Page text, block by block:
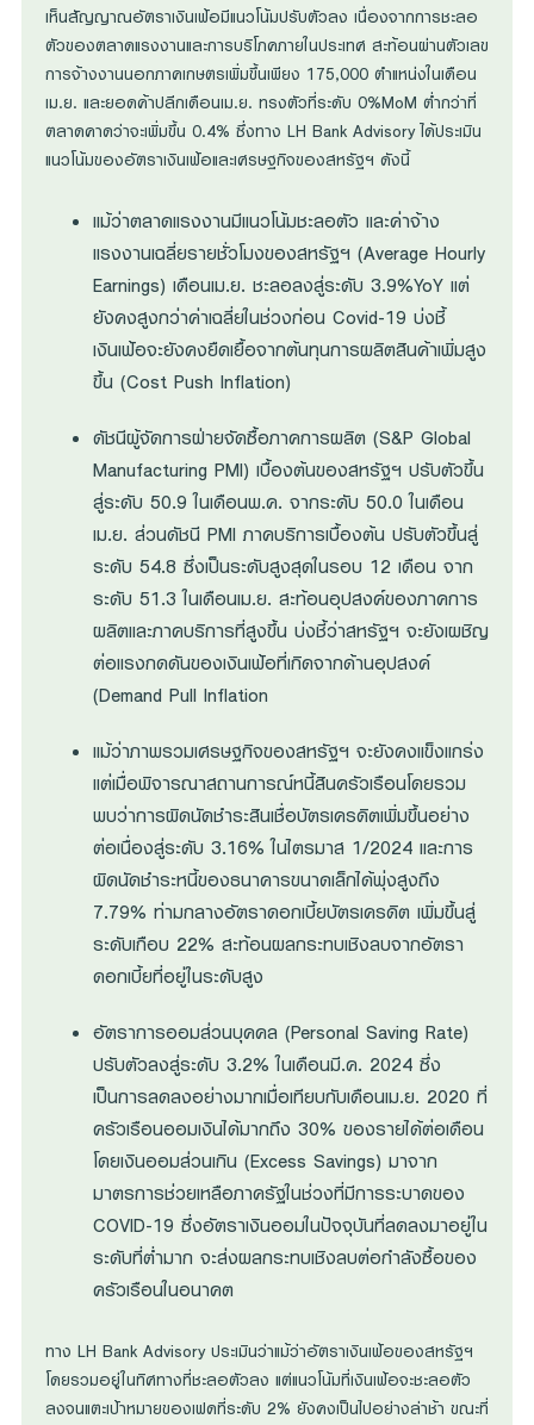
เห็นสัญญาณอัตราเงินเฟ้อมีแนวโน้มปรับตัวลง เนื่องจากการชะลอ
ตัวของตลาดแรงงานและการบริโภคภายในประเทศ สะท้อนผ่านตัวเลข
การจ้างงานนอกภาคเกษตรเพิ่มขึ้นเพียง 175,000 ตำแหน่งในเดือน
เม.ย. และยอดค้าปลีกเดือนเม.ย. ทรงตัวที่ระดับ 0%MoM ต่ำกว่าที่
ตลาดคาดว่าจะเพิ่มขึ้น 0.4% ซึ่งทาง LH Bank Advisory ได้ประเมิน
แนวโน้มของอัตราเงินเฟ้อและเศรษฐกิจของสหรัฐฯ ดังนี้
แม้ว่าตลาดแรงงานมีแนวโน้มชะลอตัว และค่าจ้าง
แรงงานเฉลี่ยรายชั่วโมงของสหรัฐฯ (Average Hourly
Earnings) เดือนเม.ย. ชะลอลงสู่ระดับ 3.9%YoY แต่
ยังคงสูงกว่าค่าเฉลี่ยในช่วงก่อน Covid-19 บ่งชี้
เงินเฟ้อจะยังคงยืดเยื้อจากต้นทุนการผลิตสินค้าเพิ่มสูง
ขึ้น (Cost Push Inflation)
ดัชนีผู้จัดการฝ่ายจัดซื้อภาคการผลิต (S&P Global
Manufacturing PMI) เบื้องต้นของสหรัฐฯ ปรับตัวขึ้น
สู่ระดับ 50.9 ในเดือนพ.ค. จากระดับ 50.0 ในเดือน
เม.ย. ส่วนดัชนี PMI ภาคบริการเบื้องต้น ปรับตัวขึ้นสู่
ระดับ 54.8 ซึ่งเป็นระดับสูงสุดในรอบ 12 เดือน จาก
ระดับ 51.3 ในเดือนเม.ย. สะท้อนอุปสงค์ของภาคการ
ผลิตและภาคบริการที่สูงขึ้น บ่งชี้ว่าสหรัฐฯ จะยังเผชิญ
ต่อแรงกดดันของเงินเฟ้อที่เกิดจากด้านอุปสงค์
(Demand Pull Inflation
แม้ว่าภาพรวมเศรษฐกิจของสหรัฐฯ จะยังคงแข็งแกร่ง
แต่เมื่อพิจารณาสถานการณ์หนี้สินครัวเรือนโดยรวม
พบว่าการผิดนัดชำระสินเชื่อบัตรเครดิตเพิ่มขึ้นอย่าง
ต่อเนื่องสู่ระดับ 3.16% ในไตรมาส 1/2024 และการ
ผิดนัดชำระหนี้ของธนาคารขนาดเล็กได้พุ่งสูงถึง
7.79% ท่ามกลางอัตราดอกเบี้ยบัตรเครดิต เพิ่มขึ้นสู่
ระดับเกือบ 22% สะท้อนผลกระทบเชิงลบจากอัตรา
ดอกเบี้ยที่อยู่ในระดับสูง
อัตราการออมส่วนบุคคล (Personal Saving Rate)
ปรับตัวลงสู่ระดับ 3.2% ในเดือนมี.ค. 2024 ซึ่ง
เป็นการลดลงอย่างมากเมื่อเทียบกับเดือนเม.ย. 2020 ที่
ครัวเรือนออมเงินได้มากถึง 30% ของรายได้ต่อเดือน
โดยเงินออมส่วนเกิน (Excess Savings) มาจาก
มาตรการช่วยเหลือภาครัฐในช่วงที่มีการระบาดของ
COVID-19 ซึ่งอัตราเงินออมในปัจจุบันที่ลดลงมาอยู่ใน
ระดับที่ต่ำมาก จะส่งผลกระทบเชิงลบต่อกำลังซื้อของ
ครัวเรือนในอนาคต
ทาง LH Bank Advisory ประเมินว่าแม้ว่าอัตราเงินเฟ้อของสหรัฐฯ
โดยรวมอยู่ในทิศทางที่ชะลอตัวลง แต่แนวโน้มที่เงินเฟ้อจะชะลอตัว
ลงจนแตะเป้าหมายของเฟดที่ระดับ 2% ยังคงเป็นไปอย่างล่าช้า ขณะที่